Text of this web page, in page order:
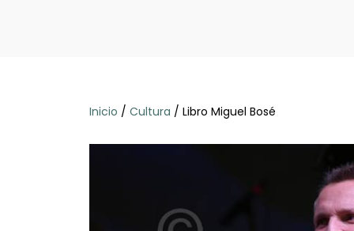
Inicio / Cultura / Libro Miguel Bosé